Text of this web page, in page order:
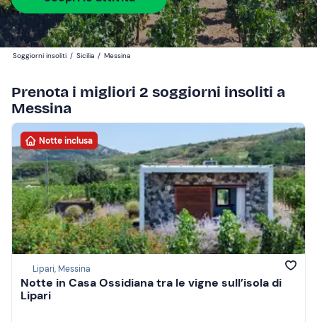
Soggiorni insoliti / Sicilia / Messina
Prenota i migliori 2 soggiorni insoliti a
Messina
Notte inclusa
Lipari, Messina
Notte in Casa Ossidiana tra le vigne sull’isola di
Lipari